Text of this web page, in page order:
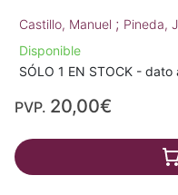
Castillo, Manuel ; Pineda,
Disponible
SÓLO 1 EN STOCK -
PVP. 20,00€